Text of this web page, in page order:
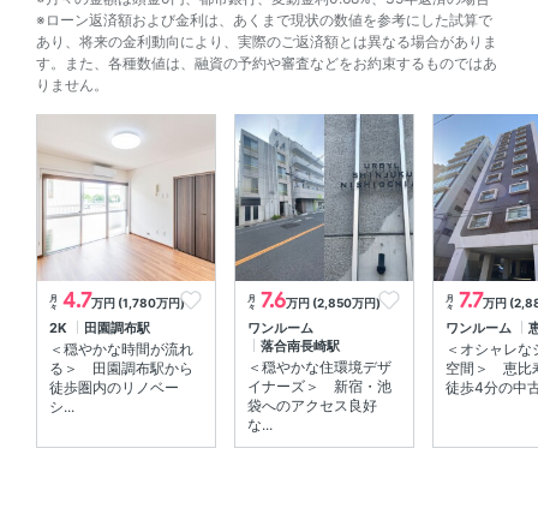
※ローン返済額および金利は、あくまで現状の数値を参考にした試算で
あり、将来の金利動向により、実際のご返済額とは異なる場合がありま
す。また、各種数値は、融資の予約や審査などをお約束するものではあ
りません。
月
々 4.7万円 (1,780万円)
2K 田園調布駅
＜穏やかな時間が流れ
る＞ 田園調布駅から
徒歩圏内のリノベー
シ...
月
々 7.6万円 (2,850万円)
ワンルーム
落合南長崎駅
＜穏やかな住環境デザ
イナーズ＞ 新宿・池
袋へのアクセス良好
な...
月
々 7.7万円
ワンルーム
＜オシャレな
空間＞ 恵比
徒歩4分の中